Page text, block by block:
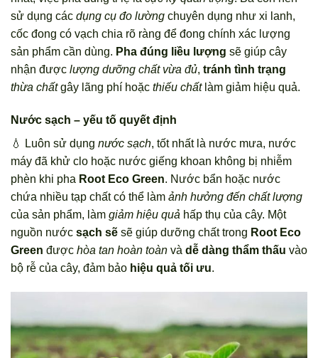
sử dụng các dụng cụ đo lường chuyên dụng như xi lanh,
cốc đong có vạch chia rõ ràng để đong chính xác lượng
sản phẩm cần dùng. Pha đúng liều lượng sẽ giúp cây
nhận được lượng dưỡng chất vừa đủ, tránh tình trạng
thừa chấtgây lãng phí hoặc thiếu chấtlàm giảm hiệu quả.
Nước sạch – yếu tố quyết định
💧 Luôn sử dụng nước sạch, tốt nhất là nước mưa, nước
máy đã khử clo hoặc nước giếng khoan không bị nhiễm
phèn khi pha Root Eco Green. Nước bẩn hoặc nước
chứa nhiều tạp chất có thể làm ảnh hưởng đến chất lượng
của sản phẩm, làm giảm hiệu quả hấp thụ của cây. Một
nguồn nước sạch sẽ sẽ giúp dưỡng chất trong Root Eco
Green được hòa tan hoàn toàn và dễ dàng thẩm thấu vào
bộ rễ của cây, đảm bảo hiệu quả tối ưu.